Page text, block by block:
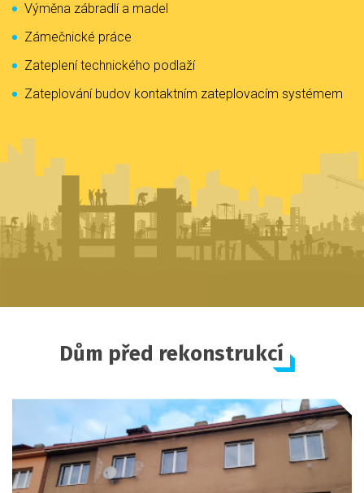
Výměna zábradlí a madel
Zámečnické práce
Zateplení technického podlaží
Zateplování budov kontaktním zateplovacím systémem
Dům před rekonstrukcí